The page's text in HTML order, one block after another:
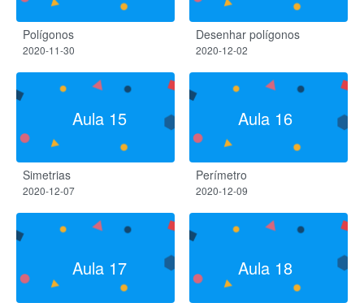
Polígonos
2020-11-30
Desenhar polígonos
2020-12-02
Aula 15
Simetrias
2020-12-07
Aula 16
Perímetro
2020-12-09
Aula 17 Aula 18